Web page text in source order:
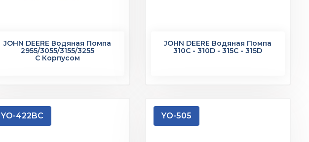
JOHN DEERE Водяная Помпа
2955/3055/3155/3255
С Корпусом
JOHN DEERE Водяная Помпа
310C - 310D - 315C - 315D
YO-422BC YO-505